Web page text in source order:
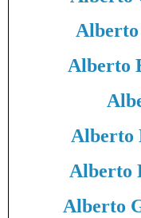
Alberto
Alberto
Alberto
Alberto
Alberto